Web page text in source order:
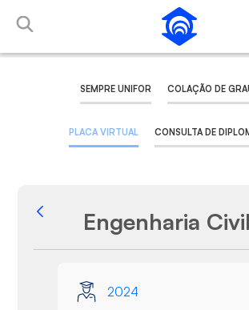
Pular para o Conteúdo principal
SEMPRE UNIFOR COLAÇÃO DE
PLACA VIRTUAL CONSULTA DE
Voltar
Engenharia Civil
2024